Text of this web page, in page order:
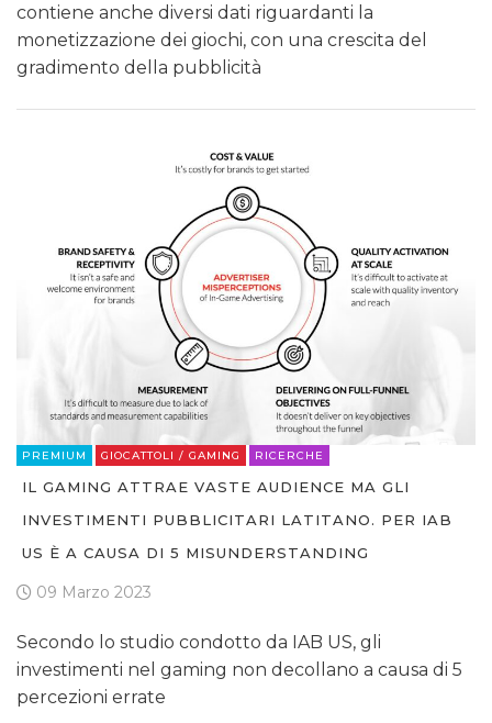
contiene anche diversi dati riguardanti la
monetizzazione dei giochi, con una crescita del
gradimento della pubblicità
PREMIUM GIOCATTOLI / GAMING RICERCHE
IL GAMING ATTRAE VASTE AUDIENCE MA GLI
INVESTIMENTI PUBBLICITARI LATITANO. PER IAB
US È A CAUSA DI 5 MISUNDERSTANDING
09 Marzo 2023
Secondo lo studio condotto da IAB US, gli
investimenti nel gaming non decollano a causa di 5
percezioni errate